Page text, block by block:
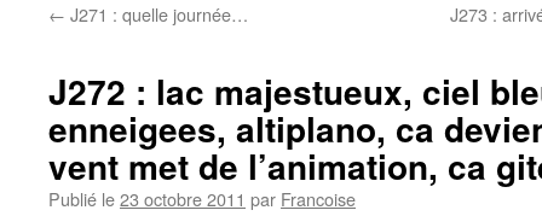
← J271 : quelle journée… J273 :
J272 : lac majestueux, ciel
enneigees, altiplano, ca
vent met de l’animation, ca
Publié le23 octobre 2011 par Francoise